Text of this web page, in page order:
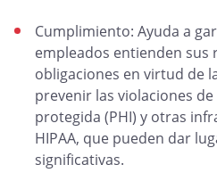
Cumplimiento: Ayuda a
empleados entienden sus
obligaciones en virtud de
prevenir las violaciones
protegida (PHI) y otras
HIPAA, que pueden dar
significativas.